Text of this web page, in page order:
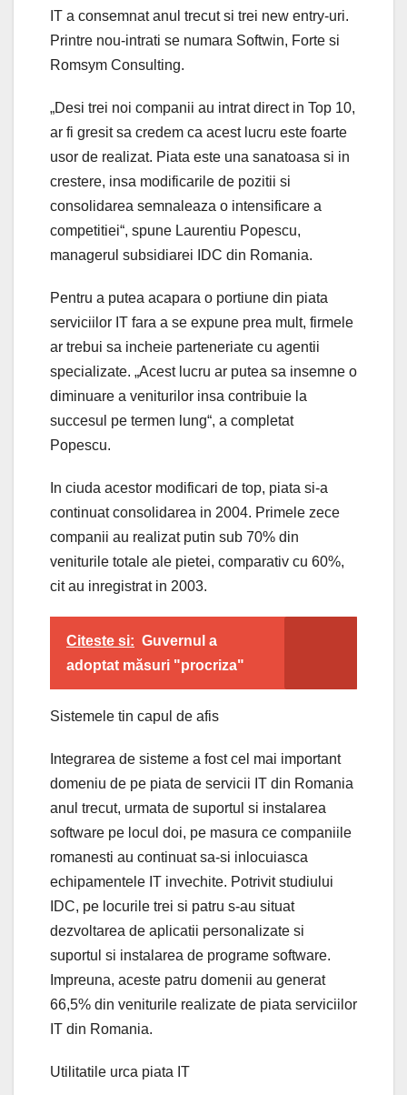
IT a consemnat anul trecut si trei new entry-uri.
Printre nou-intrati se numara Softwin, Forte si
Romsym Consulting.
„Desi trei noi companii au intrat direct in Top 10,
ar fi gresit sa credem ca acest lucru este foarte
usor de realizat. Piata este una sanatoasa si in
crestere, insa modificarile de pozitii si
consolidarea semnaleaza o intensificare a
competitiei“, spune Laurentiu Popescu,
managerul subsidiarei IDC din Romania.
Pentru a putea acapara o portiune din piata
serviciilor IT fara a se expune prea mult, firmele
ar trebui sa incheie parteneriate cu agentii
specializate. „Acest lucru ar putea sa insemne o
diminuare a veniturilor insa contribuie la
succesul pe termen lung“, a completat
Popescu.
In ciuda acestor modificari de top, piata si-a
continuat consolidarea in 2004. Primele zece
companii au realizat putin sub 70% din
veniturile totale ale pietei, comparativ cu 60%,
cit au inregistrat in 2003.
Citeste si: Guvernul a
adoptat măsuri "procriza"
Sistemele tin capul de afis
Integrarea de sisteme a fost cel mai important
domeniu de pe piata de servicii IT din Romania
anul trecut, urmata de suportul si instalarea
software pe locul doi, pe masura ce companiile
romanesti au continuat sa-si inlocuiasca
echipamentele IT invechite. Potrivit studiului
IDC, pe locurile trei si patru s-au situat
dezvoltarea de aplicatii personalizate si
suportul si instalarea de programe software.
Impreuna, aceste patru domenii au generat
66,5% din veniturile realizate de piata serviciilor
IT din Romania.
Utilitatile urca piata IT